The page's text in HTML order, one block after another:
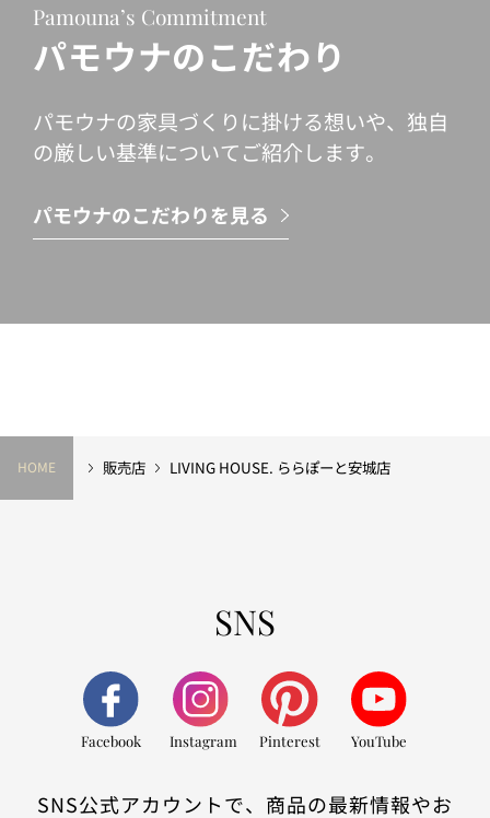
Pamouna’s Commitment
パモウナのこだわり
パモウナの家具づくりに掛ける想いや、独自
の厳しい基準についてご紹介します。
パモウナのこだわりを見る
HOME 販売店 LIVING HOUSE. ららぽーと安城店
SNS
Facebook Instagram Pinterest YouTube
SNS公式アカウントで、商品の最新情報やお